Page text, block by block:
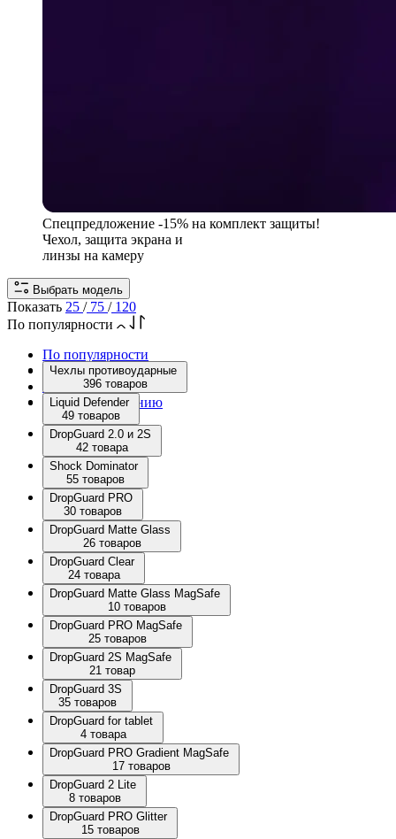
Спецпредложение -15% на комплект защиты!
Чехол, защита экрана и
линзы на камеру
Выбрать модель
Показать 25 / 75 / 120
По популярности
По популярности
По новизне
Цена: по возрастанию
Цена: по убыванию
Чехлы противоударные
396 товаров
Liquid Defender
49 товаров
DropGuard 2.0 и 2S
42 товара
Shock Dominator
55 товаров
DropGuard PRO
30 товаров
DropGuard Matte Glass
26 товаров
DropGuard Clear
24 товара
DropGuard Matte Glass MagSafe
10 товаров
DropGuard PRO MagSafe
25 товаров
DropGuard 2S MagSafe
21 товар
DropGuard 3S
35 товаров
DropGuard for tablet
4 товара
DropGuard PRO Gradient MagSafe
17 товаров
DropGuard 2 Lite
8 товаров
DropGuard PRO Glitter
15 товаров